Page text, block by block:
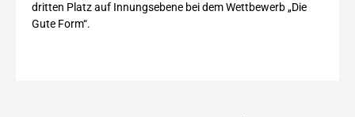
dritten Platz auf Innungsebene bei dem Wettbewerb „Die
Gute Form“.